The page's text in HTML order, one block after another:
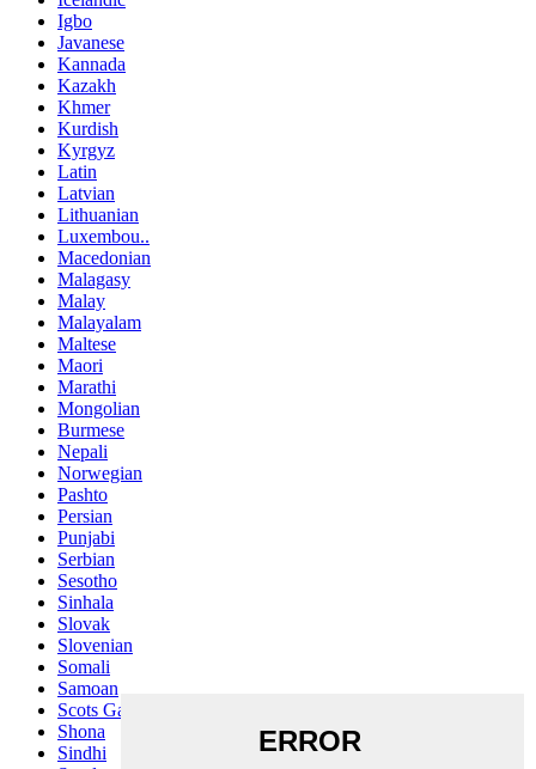
Igbo
Javanese
Kannada
Kazakh
Khmer
Kurdish
Kyrgyz
Latin
Latvian
Lithuanian
Luxembou..
Macedonian
Malagasy
Malay
Malayalam
Maltese
Maori
Marathi
Mongolian
Burmese
Nepali
Norwegian
Pashto
Persian
Punjabi
Serbian
Sesotho
Sinhala
Slovak
Slovenian
Somali
Samoan
Scots Gaelic
Shona
Sindhi